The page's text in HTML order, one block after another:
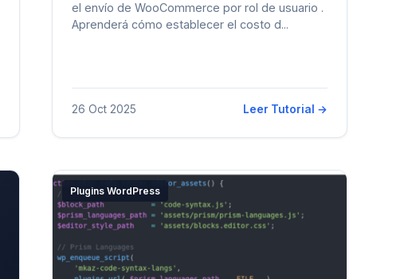
el envío de WooCommerce por rol de usuario .
Aprenderá cómo establecer el costo d...
26 Oct 2025 Leer Tutorial →
Plugins WordPress